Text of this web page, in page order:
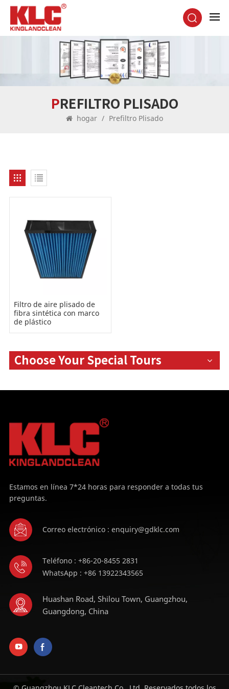
PREFILTRO PLISADO
hogar / Prefiltro Plisado
Filtro de aire plisado de
fibra sintética con marco
de plástico
Choose Your Special Tours
Estamos en línea 7*24 horas para responder a todas tus
preguntas.
Correo electrónico : enquiry@gdklc.com
Teléfono : +86-20-8455 2831
WhatsApp : +86 13922343565
Huashan Road, Shilou Town, Guangzhou,
Guangdong, China